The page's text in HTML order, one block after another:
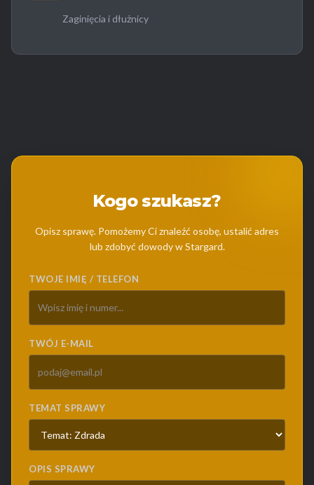
Zaginięcia i dłużnicy
Kogo szukasz?
Opisz sprawę. Pomożemy Ci znaleźć osobę, ustalić adres
lub zdobyć dowody w Stargard.
TWOJE IMIĘ / TELEFON
TWÓJ E-MAIL
TEMAT SPRAWY
OPIS SPRAWY